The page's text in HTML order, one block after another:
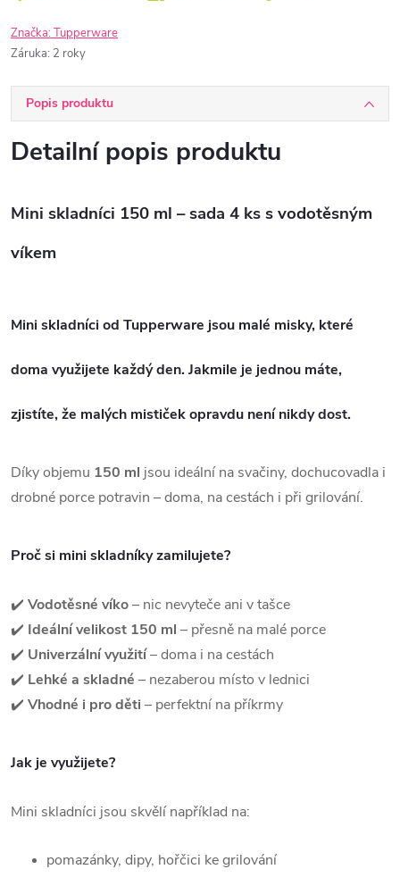
Značka:Tupperware
Záruka: 2 roky
Popis produktu
Detailní popis produktu
Mini skladníci 150 ml – sada 4 ks s vodotěsným
víkem
Mini skladníci od Tupperware jsou malé misky, které
doma využijete každý den. Jakmile je jednou máte,
zjistíte, že malých mističek opravdu není nikdy dost.
Díky objemu 150 ml jsou ideální na svačiny, dochucovadla i
drobné porce potravin – doma, na cestách i při grilování.
Proč si mini skladníky zamilujete?
✔️ Vodotěsné víko– nic nevyteče ani v tašce
✔️ Ideální velikost 150 ml – přesně na malé porce
✔️ Univerzální využití– doma i na cestách
✔️ Lehké a skladné – nezaberou místo v lednici
✔️ Vhodné i pro děti – perfektní na příkrmy
Jak je využijete?
Mini skladníci jsou skvělí například na:
pomazánky, dipy, hořčici ke grilování